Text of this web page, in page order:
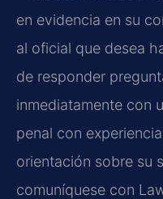
en evidencia en su
al oficial que desea
de responder
inmediatamente con
penal con
orientación sobre su
comuníquese con